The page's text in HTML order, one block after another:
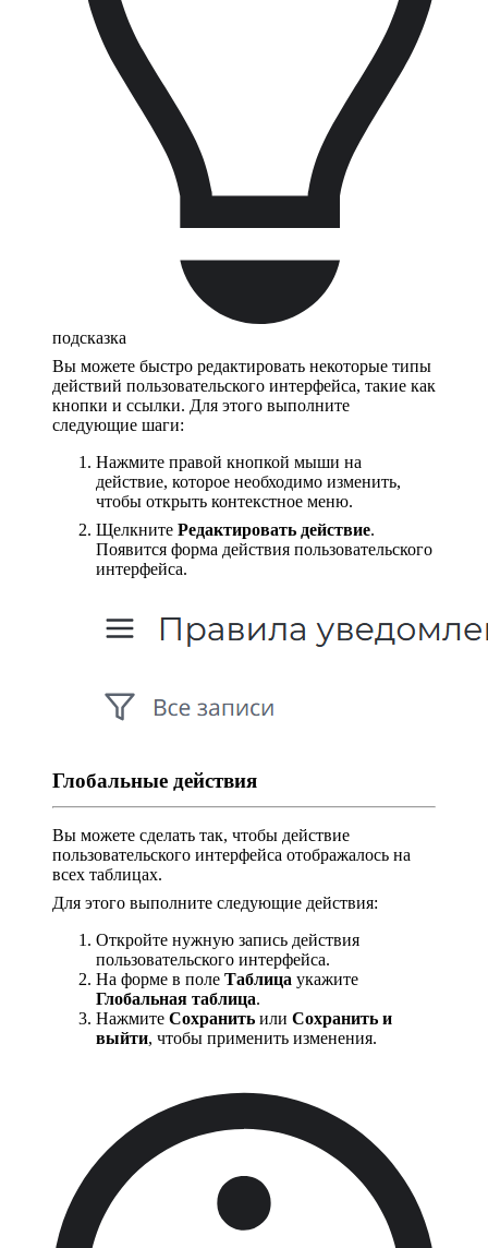
подсказка
Вы можете быстро редактировать некоторые типы
действий пользовательского интерфейса, такие как
кнопки и ссылки. Для этого выполните
следующие шаги:
Нажмите правой кнопкой мыши на
действие, которое необходимо изменить,
чтобы открыть контекстное меню.
Щелкните Редактировать действие.
Появится форма действия пользовательского
интерфейса.
Глобальные действия
Вы можете сделать так, чтобы действие
пользовательского интерфейса отображалось на
всех таблицах.
Для этого выполните следующие действия:
Откройте нужную запись действия
пользовательского интерфейса.
На форме в поле Таблица укажите
Глобальная таблица.
Нажмите Сохранить или Сохранить и
выйти, чтобы применить изменения.